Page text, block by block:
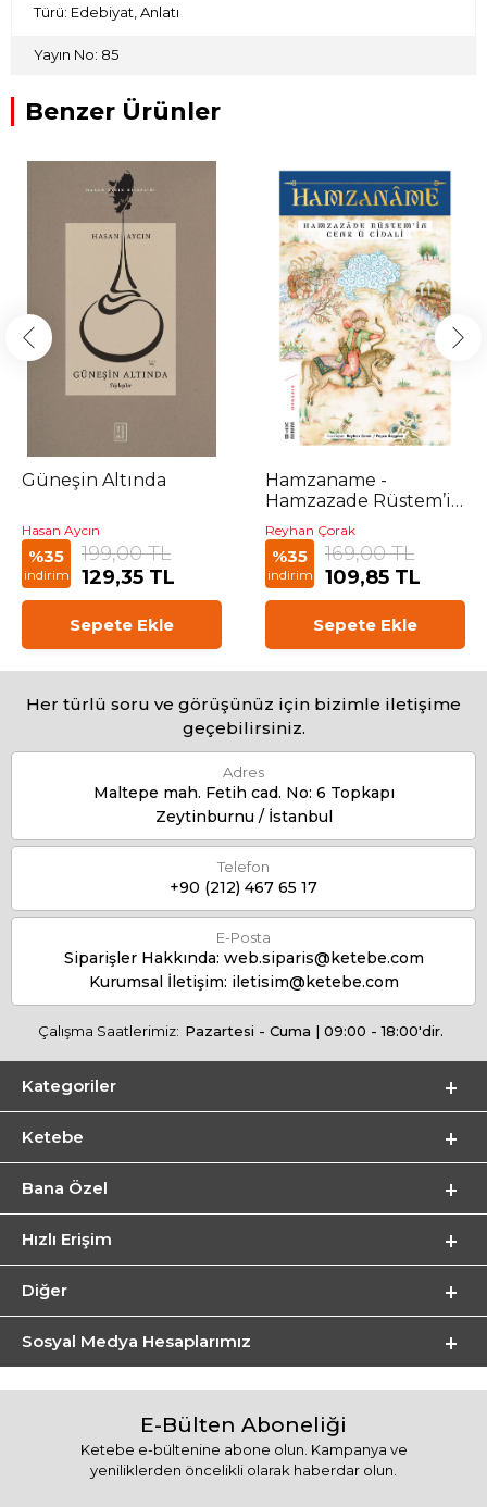
Türü: Edebiyat, Anlatı
Yayın No: 85
Benzer Ürünler
Güneşin Altında
Hasan Aycın
%35
indirim
199,00 TL
129,35 TL
Sepete Ekle
Hamzaname -
Hamzazade Rüstem’in
Cenk ü Cidali
Reyhan Çorak
%35
indirim
169,00 TL
109,85 TL
Sepete Ekle
Her türlü soru ve görüşünüz için bizimle iletişime
geçebilirsiniz.
Adres
Maltepe mah. Fetih cad. No: 6 Topkapı
Zeytinburnu / İstanbul
Telefon
+90 (212) 467 65 17
E-Posta
Siparişler Hakkında: web.siparis@ketebe.com
Kurumsal İletişim: iletisim@ketebe.com
Çalışma Saatlerimiz: Pazartesi - Cuma | 09:00 - 18:00'dir.
Kategoriler
Ketebe
Bana Özel
Hızlı Erişim
Diğer
Sosyal Medya Hesaplarımız
E-Bülten Aboneliği
Ketebe e-bültenine abone olun. Kampanya ve
yeniliklerden öncelikli olarak haberdar olun.